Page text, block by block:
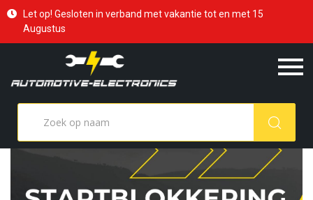
Let op! Gesloten in verband met vakantie tot en met 15
Augustus